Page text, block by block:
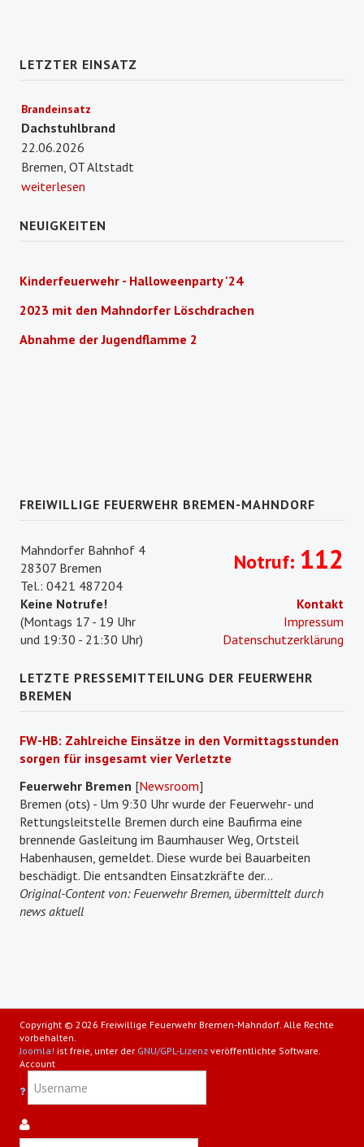
LETZTER EINSATZ
Brandeinsatz
Dachstuhlbrand
22.06.2026
Bremen, OT Altstadt
weiterlesen
NEUIGKEITEN
Kinderfeuerwehr - Halloweenparty '24
2023 mit den Mahndorfer Löschdrachen
Abnahme der Jugendflamme 2
FREIWILLIGE FEUERWEHR BREMEN-MAHNDORF
Mahndorfer Bahnhof 4
28307 Bremen
Tel.: 0421 487204
Keine Notrufe!
(Montags 17 - 19 Uhr
und 19:30 - 21:30 Uhr)
Notruf: 112
Kontakt
Impressum
Datenschutzerklärung
LETZTE PRESSEMITTEILUNG DER FEUERWEHR
BREMEN
FW-HB: Zahlreiche Einsätze in den Vormittagsstunden
sorgen für insgesamt vier Verletzte
Feuerwehr Bremen [Newsroom]
Bremen (ots) - Um 9:30 Uhr wurde der Feuerwehr- und
Rettungsleitstelle Bremen durch eine Baufirma eine
brennende Gasleitung im Baumhauser Weg, Ortsteil
Habenhausen, gemeldet. Diese wurde bei Bauarbeiten
beschädigt. Die entsandten Einsatzkräfte der...
Original-Content von: Feuerwehr Bremen, übermittelt durch
news aktuell
Copyright © 2026 Freiwillige Feuerwehr Bremen-Mahndorf. Alle Rechte
vorbehalten.
Joomla! ist freie, unter der GNU/GPL-Lizenz veröffentlichte Software.
Account